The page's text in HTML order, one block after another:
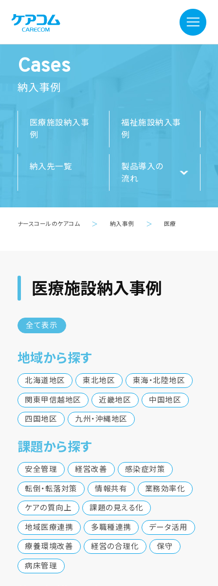
Cases
納入事例
医療施設納入事
例
福祉施設納入事
例
納入先一覧
製品導入の
流れ
ナースコールのケアコム ＞ 納入事例 ＞ 医療
医療施設納入事例
全て表示
地域から探す
北海道地区 東北地区
東海・北陸地区
関東甲信越地区
近畿地区
中国地区
四国地区
九州・沖縄地区
課題から探す
安全管理 経営改善
感染症対策
転倒・転落対策
情報共有
業務効率化
ケアの質向上
課題の見える化
地域医療連携
多職種連携
データ活用
療養環境改善
経営の合理化
保守
病床管理